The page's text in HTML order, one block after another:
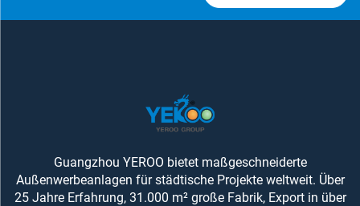
Guangzhou YEROO bietet maßgeschneiderte
Außenwerbeanlagen für städtische Projekte weltweit. Über
25 Jahre Erfahrung, 31.000 m² große Fabrik, Export in über